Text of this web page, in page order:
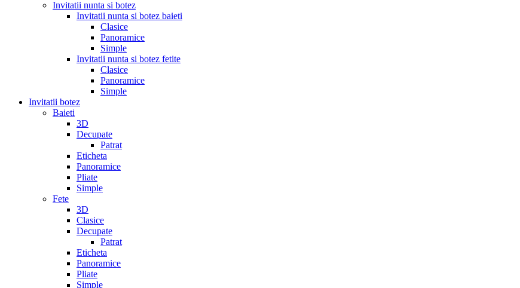
Invitatii nunta si botez
Invitatii nunta si botez baieti
Clasice
Panoramice
Simple
Invitatii nunta si botez fetite
Clasice
Panoramice
Simple
Invitatii botez
Baieti
3D
Decupate
Patrat
Eticheta
Panoramice
Pliate
Simple
Fete
3D
Clasice
Decupate
Patrat
Eticheta
Panoramice
Pliate
Simple